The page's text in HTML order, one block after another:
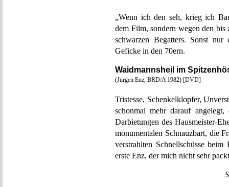
„Wenn ich den seh, krieg ich
dem Film, sondern wegen den bis
schwarzen Begatters. Sonst
Geficke in den 70ern.
Waidmannsheil im
(Jürgen Enz, BRD/A 1982) [DVD]
Tristesse, Schenkelklopfer,
schonmal mehr darauf
Darbietungen des Hausmeister-
monumentalen Schnauzbart, die
verstrahlten Schnellschüsse
erste Enz, der mich nicht sehr